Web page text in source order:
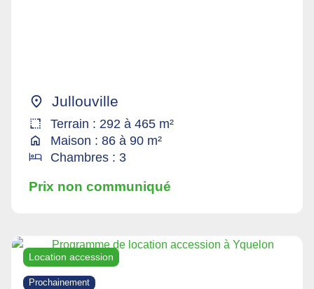
Jullouville
Terrain : 292 à 465 m²
Maison : 86 à 90 m²
Chambres : 3
Prix non communiqué
Location accession
Prochainement